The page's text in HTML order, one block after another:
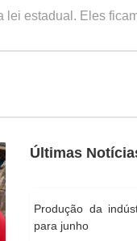
lei estadual. Eles
Últimas
Produção da
para junho